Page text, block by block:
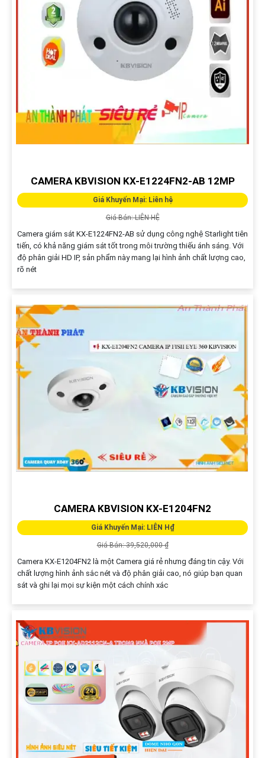
CAMERA KBVISION KX-E1224FN2-AB 12MP
Giá Khuyến Mại: Liên hệ
Giá Bán: LIÊN HỆ
Camera giám sát KX-E1224FN2-AB sử dụng công nghệ Starlight tiên
tiến, có khả năng giám sát tốt trong môi trường thiếu ánh sáng. Với
độ phân giải HD IP, sản phẩm này mang lại hình ảnh chất lượng cao,
rõ nét
CAMERA KBVISION KX-E1204FN2
Giá Khuyến Mại: LIÊN H₫
Giá Bán: 39,520,000 ₫
Camera KX-E1204FN2 là một Camera giá rẻ nhưng đáng tin cậy. Với
chất lượng hình ảnh sắc nét và độ phân giải cao, nó giúp bạn quan
sát và ghi lại mọi sự kiện một cách chính xác